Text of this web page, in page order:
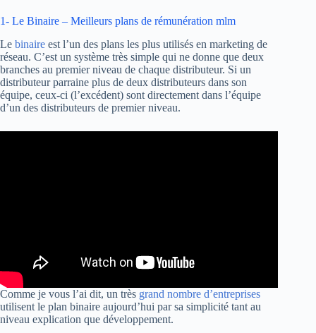
1- Le Binaire – Meilleurs plans de rémunération mlm
Le binaire est l’un des plans les plus utilisés en marketing de
réseau. C’est un système très simple qui ne donne que deux
branches au premier niveau de chaque distributeur. Si un
distributeur parraine plus de deux distributeurs dans son
équipe, ceux-ci (l’excédent) sont directement dans l’équipe
d’un des distributeurs de premier niveau.
Comme je vous l’ai dit, un très grand nombre d’entreprises
utilisent le plan binaire aujourd’hui par sa simplicité tant au
niveau explication que développement.